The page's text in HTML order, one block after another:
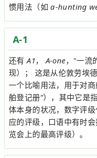
惯用法（如a-hunting
A-1
还有A1，A-one，"一流
现）； 这是从伦敦劳埃
一个比喻用法，用于对
舶登记册”），其中它是
体本身的状况，数字评
应的评级，口语中有时
览会上的最高评级）。